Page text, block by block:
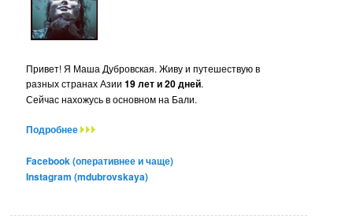
Привет! Я Маша Дубровская. Живу и путешествую в
разных странах Азии19 лет и 20 дней.
Сейчас нахожусь в основном на Бали.
Подробнее
Facebook (оперативнее и чаще)
Instagram (mdubrovskaya)